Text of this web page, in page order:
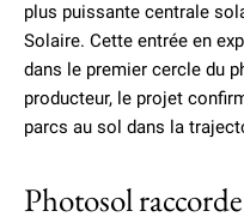
plus puissante centrale
Solaire. Cette entrée en
dans le premier cercle du
producteur, le projet
parcs au sol dans la
Photosol